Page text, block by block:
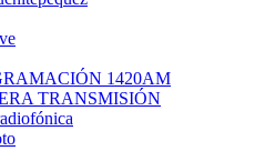
1420AM
TRANSMISIÓN